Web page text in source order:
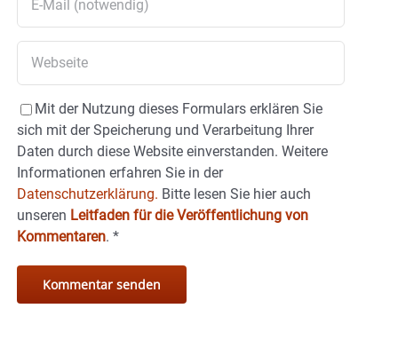
Mit der Nutzung dieses Formulars erklären Sie
sich mit der Speicherung und Verarbeitung Ihrer
Daten durch diese Website einverstanden. Weitere
Informationen erfahren Sie in der
Datenschutzerklärung. Bitte lesen Sie hier auch
unseren Leitfaden für die Veröffentlichung von
Kommentaren. *